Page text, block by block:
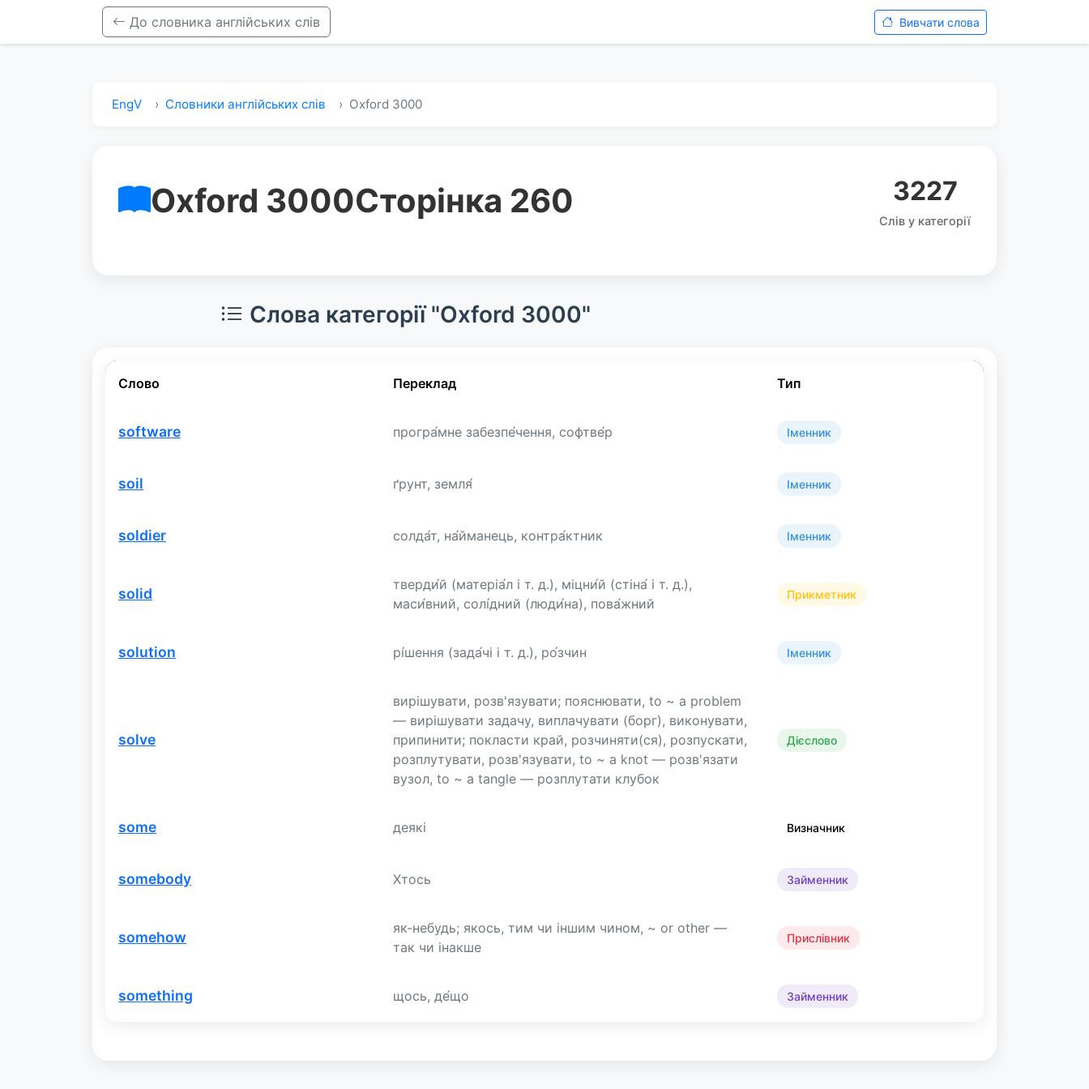
До словника англійських слів Вивчати слова
EngV Словники англійських слів Oxford 3000
Oxford 3000Сторінка 260 3227
Слів у категорії
Слова категорії "Oxford 3000"
Слово Переклад Тип
software програ́мне забезпе́чення, софтве́р Іменник
soil ґрунт, земля́ Іменник
soldier солда́т, на́йманець, контра́ктник Іменник
solid
тверди́й (матеріа́л і т. д.), міцни́й (стіна́ і т. д.),
маси́вний, солі́дний (люди́на), пова́жний
Прикметник
solution рі́шення (зада́чі і т. д.), ро́зчин Іменник
solve
вирішувати, розв'язувати; пояснювати, to ~ a problem
— вирішувати задачу, виплачувати (борг), виконувати,
припинити; покласти край, розчиняти(ся), розпускати,
розплутувати, розв'язувати, to ~ a knot — розв'язати
вузол, to ~ a tangle — розплутати клубок
Дієслово
some деякі Визначник
somebody Хтось Займенник
somehow
як-небудь; якось, тим чи іншим чином, ~ or other —
так чи інакше
Прислівник
something щось, де́що Займенник